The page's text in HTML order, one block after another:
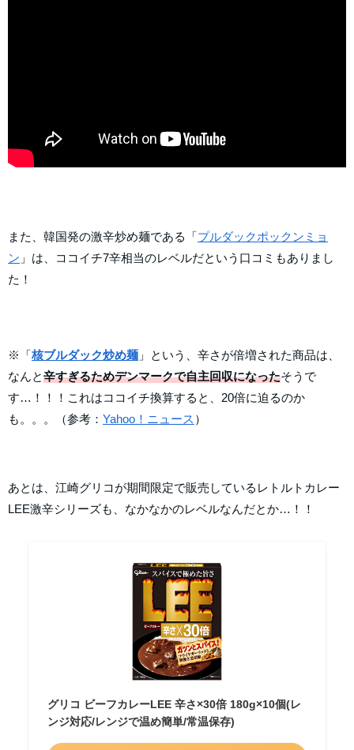
また、韓国発の激辛炒め麺である「プルダックポックンミョ
ン 」は、ココイチ7辛相当のレベルだという口コミもありまし
た！
※「核ブルダック炒め麺 」という、辛さが倍増された商品は、
なんと辛すぎるためデンマークで自主回収になったそうで
す…！！！これはココイチ換算すると、20倍に迫るのか
も。。。（参考： Yahoo！ニュース ）
あとは、江崎グリコが期間限定で販売しているレトルトカレー
LEE激辛シリーズも、なかなかのレベルなんだとか…！！
グリコ ビーフカレーLEE 辛さ×30倍 180g×10個(レ
ンジ対応/レンジで温め簡単/常温保存)